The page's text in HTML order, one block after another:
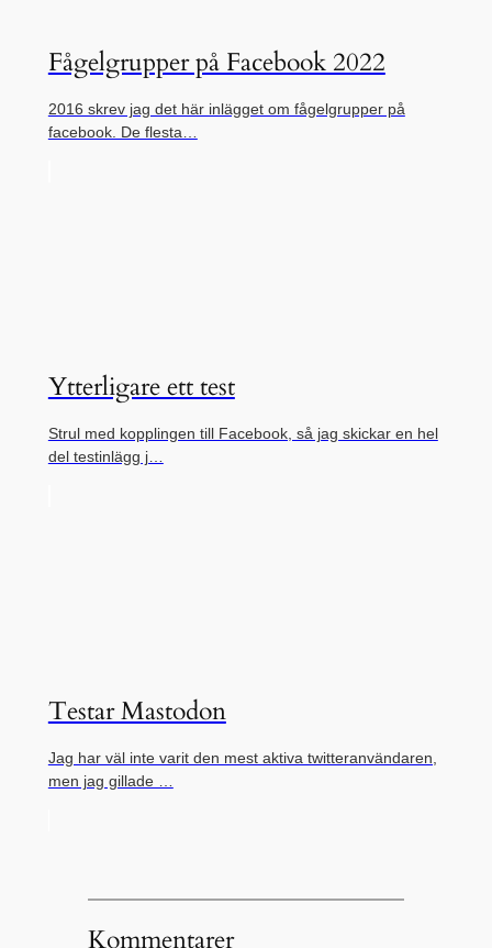
Fågelgrupper på Facebook 2022
2016 skrev jag det här inlägget om fågelgrupper på
facebook. De flesta…
Ytterligare ett test
Strul med kopplingen till Facebook, så jag skickar en hel
del testinlägg j…
Testar Mastodon
Jag har väl inte varit den mest aktiva twitteranvändaren,
men jag gillade …
Kommentarer